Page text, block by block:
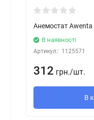
Анемостат Awenta
В наявності
Артикул:: 1125571
312 грн./шт.
В